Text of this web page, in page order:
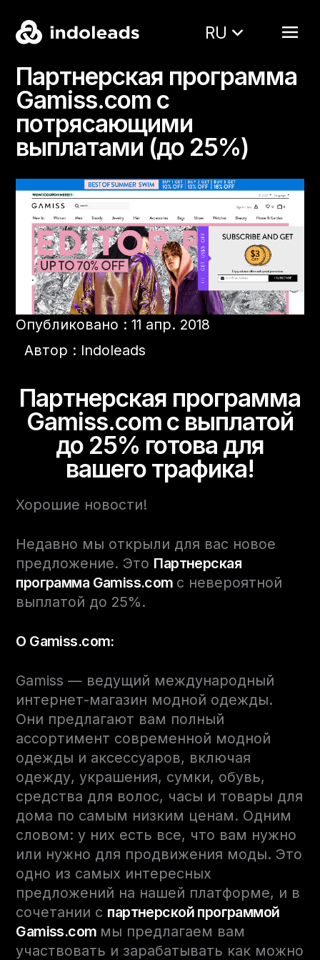
RU
Партнерская программа
Gamiss.com с
потрясающими
выплатами (до 25%)
Опубликовано : 11 апр. 2018
Автор : Indoleads
Партнерская программа
Gamiss.com с выплатой
до 25% готова для
вашего трафика!
Хорошие новости!
Недавно мы открыли для вас новое
предложение. Это Партнерская
программа Gamiss.com с невероятной
выплатой до 25%.
О Gamiss.com:
Gamiss — ведущий международный
интернет-магазин модной одежды.
Они предлагают вам полный
ассортимент современной модной
одежды и аксессуаров, включая
одежду, украшения, сумки, обувь,
средства для волос, часы и товары для
дома по самым низким ценам. Одним
словом: у них есть все, что вам нужно
или нужно для продвижения моды. Это
одно из самых интересных
предложений на нашей платформе, и в
сочетании с партнерской программой
Gamiss.com мы предлагаем вам
участвовать и зарабатывать как можно